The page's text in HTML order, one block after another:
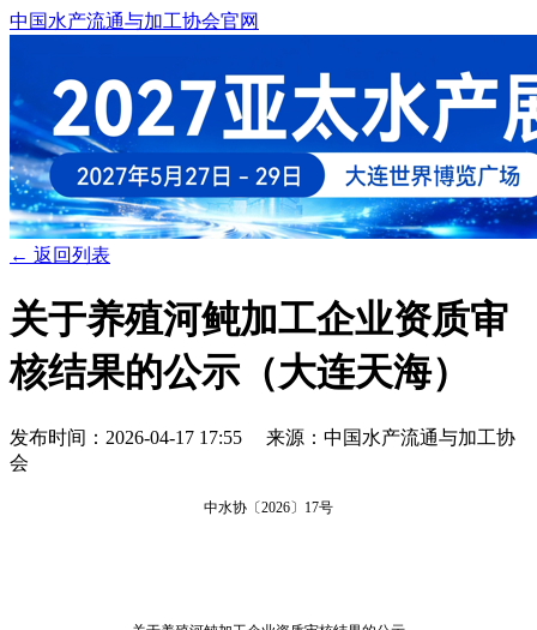
中国水产流通与加工协会官网
← 返回列表
关于养殖河鲀加工企业资质审
核结果的公示（大连天海）
发布时间：2026-04-17 17:55 来源：中国水产流通与加工协
会
中水协〔2026〕 17号